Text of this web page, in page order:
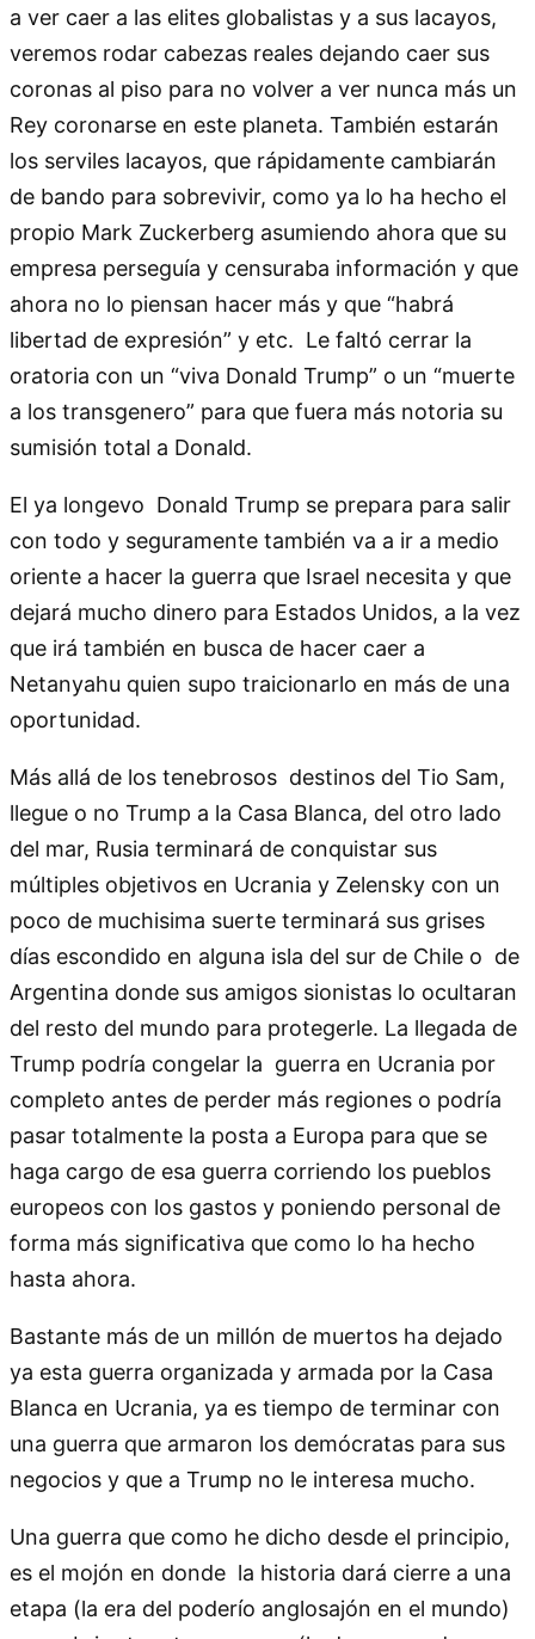
a ver caer a las elites globalistas y a sus lacayos,
veremos rodar cabezas reales dejando caer sus
coronas al piso para no volver a ver nunca más un
Rey coronarse en este planeta. También estarán
los serviles lacayos, que rápidamente cambiarán
de bando para sobrevivir, como ya lo ha hecho el
propio Mark Zuckerberg asumiendo ahora que su
empresa perseguía y censuraba información y que
ahora no lo piensan hacer más y que “habrá
libertad de expresión” y etc. Le faltó cerrar la
oratoria con un “viva Donald Trump” o un “muerte
a los transgenero” para que fuera más notoria su
sumisión total a Donald.
El ya longevo Donald Trump se prepara para salir
con todo y seguramente también va a ir a medio
oriente a hacer la guerra que Israel necesita y que
dejará mucho dinero para Estados Unidos, a la vez
que irá también en busca de hacer caer a
Netanyahu quien supo traicionarlo en más de una
oportunidad.
Más allá de los tenebrosos destinos del Tio Sam,
llegue o no Trump a la Casa Blanca, del otro lado
del mar, Rusia terminará de conquistar sus
múltiples objetivos en Ucrania y Zelensky con un
poco de muchisima suerte terminará sus grises
días escondido en alguna isla del sur de Chile o de
Argentina donde sus amigos sionistas lo ocultaran
del resto del mundo para protegerle. La llegada de
Trump podría congelar la guerra en Ucrania por
completo antes de perder más regiones o podría
pasar totalmente la posta a Europa para que se
haga cargo de esa guerra corriendo los pueblos
europeos con los gastos y poniendo personal de
forma más significativa que como lo ha hecho
hasta ahora.
Bastante más de un millón de muertos ha dejado
ya esta guerra organizada y armada por la Casa
Blanca en Ucrania, ya es tiempo de terminar con
una guerra que armaron los demócratas para sus
negocios y que a Trump no le interesa mucho.
Una guerra que como he dicho desde el principio,
es el mojón en donde la historia dará cierre a una
etapa (la era del poderío anglosajón en el mundo)